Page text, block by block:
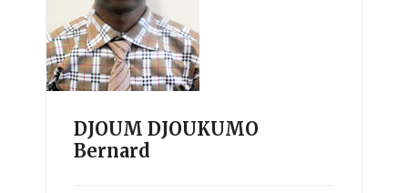
DJOUM DJOUKUMO
Bernard